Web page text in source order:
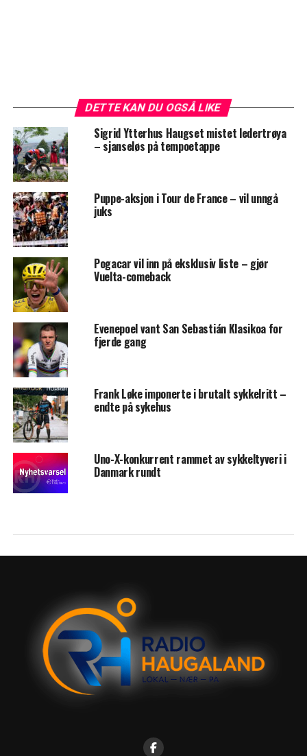
DETTE KAN DU OGSÅ LIKE
Sigrid Ytterhus Haugset mistet ledertrøya
– sjanseløs på tempoetappe
Puppe-aksjon i Tour de France – vil unngå
juks
Pogacar vil inn på eksklusiv liste – gjør
Vuelta-comeback
Evenepoel vant San Sebastián Klasikoa for
fjerde gang
Frank Løke imponerte i brutalt sykkelritt –
endte på sykehus
Uno-X-konkurrent rammet av sykkeltyveri i
Danmark rundt